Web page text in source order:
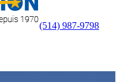
(514) 987-9798